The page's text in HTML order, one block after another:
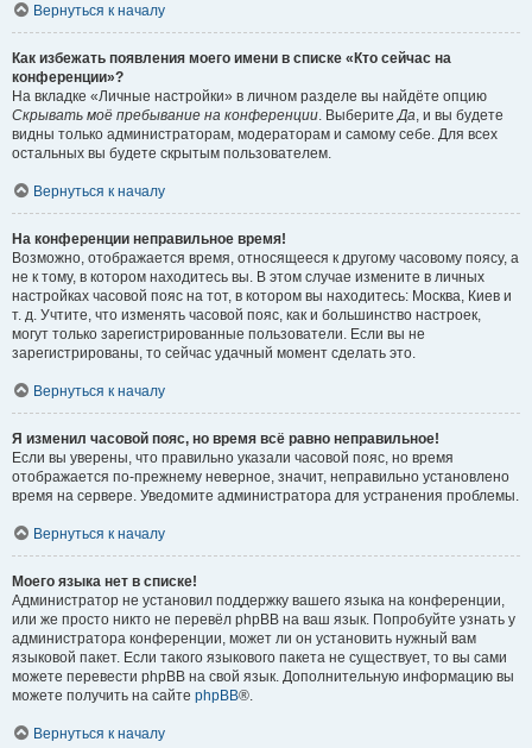
Вернуться к началу
Как избежать появления моего имени в списке «Кто сейчас на
конференции»?
На вкладке «Личные настройки» в личном разделе вы найдёте опцию
Скрывать моё пребывание на конференции. ВыберитеДа, и вы будете
видны только администраторам, модераторам и самому себе. Для всех
остальных вы будете скрытым пользователем.
Вернуться к началу
На конференции неправильное время!
Возможно, отображается время, относящееся к другому часовому поясу, а
не к тому, в котором находитесь вы. В этом случае измените в личных
настройках часовой пояс на тот, в котором вы находитесь: Москва, Киев и
т. д. Учтите, что изменять часовой пояс, как и большинство настроек,
могут только зарегистрированные пользователи. Если вы не
зарегистрированы, то сейчас удачный момент сделать это.
Вернуться к началу
Я изменил часовой пояс, но время всё равно неправильное!
Если вы уверены, что правильно указали часовой пояс, но время
отображается по-прежнему неверное, значит, неправильно установлено
время на сервере. Уведомите администратора для устранения проблемы.
Вернуться к началу
Моего языка нет в списке!
Администратор не установил поддержку вашего языка на конференции,
или же просто никто не перевёл phpBB на ваш язык. Попробуйте узнать у
администратора конференции, может ли он установить нужный вам
языковой пакет. Если такого языкового пакета не существует, то вы сами
можете перевести phpBB на свой язык. Дополнительную информацию вы
можете получить на сайте phpBB®.
Вернуться к началу